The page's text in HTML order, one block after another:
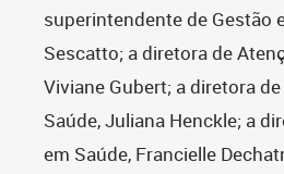
superintendente de Gestão
Sescatto; a diretora de
Viviane Gubert; a diretora
Saúde, Juliana Henckle; a
em Saúde, Francielle